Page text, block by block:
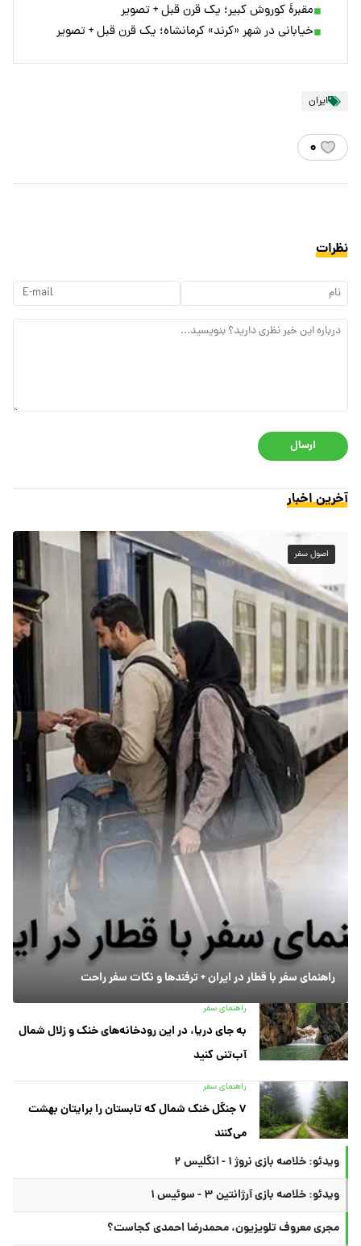
مقبرۀ کوروش کبیر؛ یک قرن قبل + تصویر
خیابانی در شهر «کرند» کرمانشاه؛ یک قرن قبل + تصویر
ایران
۰
نظرات
ارسال
آخرین اخبار
اصول سفر
راهنمای سفر با قطار در ایران + ترفندها و نکات سفر راحت
راهنمای سفر
به جای دریا، در این رودخانه‌های خنک و زلال شمال
آب‌تنی کنید
راهنمای سفر
۷ جنگل خنک شمال که تابستان را برایتان بهشت
می‌کنند
ویدئو: خلاصه بازی نروژ ۱ - انگلیس ۲
ویدئو: خلاصه بازی آرژانتین ۳ - سوئیس ۱
مجری معروف تلویزیون، محمدرضا احمدی کجاست؟